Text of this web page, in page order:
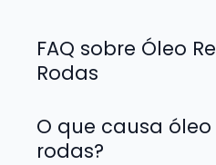
FAQ sobre Óleo
Rodas
O que causa
rodas?